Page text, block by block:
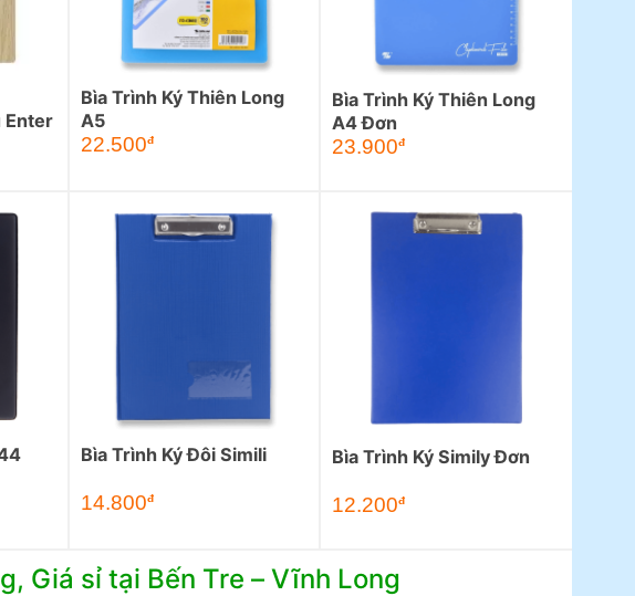
Enter
Bìa Trình Ký Thiên Long
A5
22.500đ
Bìa Trình Ký Thiên Long
A4 Đơn
23.900đ
Bìa Trình Ký Đôi Simili
14.800đ
Bìa Trình Ký Simily Đơn
12.200đ
Giá sỉ tại Bến Tre – Vĩnh Long